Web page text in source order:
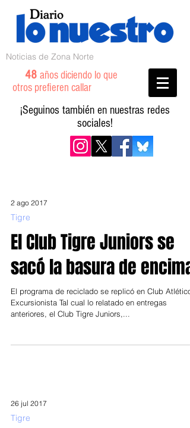
Noticias de Zona Norte
48 años diciendo lo que
otros prefieren callar
¡Seguinos también en nuestras redes
sociales!
2 ago 2017
Tigre
El Club Tigre Juniors se
sacó la basura de encima
El programa de reciclado se replicó en Club Atlético
Excursionista Tal cual lo relatado en entregas
anteriores, el Club Tigre Juniors,...
26 jul 2017
Tigre